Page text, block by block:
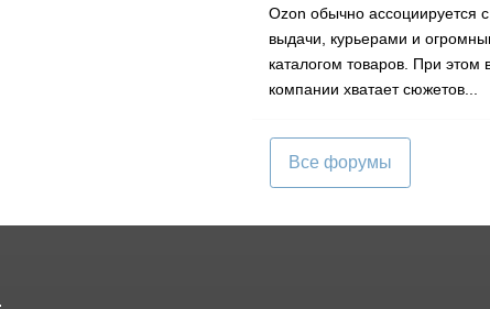
Ozon обычно ассоциируется
выдачи, курьерами и
каталогом товаров. При этом
компании хватает сюжетов...
Все форумы